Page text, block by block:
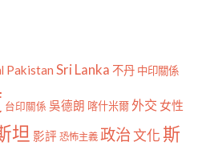
Pakistan Sri Lanka 不丹 中印關係
台印關係 吳德朗 喀什米爾外交 女性
坦 影評 恐怖主義 政治文化斯